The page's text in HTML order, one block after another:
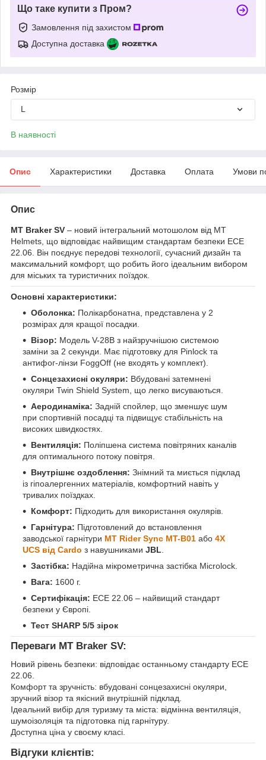
Що таке купити з Пром?
Замовлення під захистом
Доступна доставка
Розмір
L
В наявності
Опис Характеристики Доставка Оплата Умови
Опис
MT Braker SV – новий інтегральний мотошолом від MT
Helmets, що відповідає найвищим стандартам безпеки ECE
22.06. Він поєднує передові технології, сучасний дизайн та
максимальний комфорт, що робить його ідеальним вибором
для міських та туристичних поїздок.
Основні характеристики:
Оболонка: Полікарбонатна, представлена у 2
розмірах для кращої посадки.
Візор: Модель V-28B з найзручнішою системою
заміни за 2 секунди. Має підготовку для Pinlock та
антифог-лінзи FoggOff (не входять у комплект).
Сонцезахисні окуляри: Вбудовані затемнені
окуляри Twin Shield System, що легко висуваються.
Аеродинаміка: Задній спойлер, що зменшує шум
при спортивній посадці та підвищує стабільність на
високих швидкостях.
Вентиляція: Поліпшена система повітряних каналів
для оптимального потоку повітря.
Внутрішнє оздоблення: Знімний та миється підклад
із гіпоалергенних матеріалів, комфортний навіть у
тривалих поїздках.
Комфорт: Підходить для використання окулярів.
Гарнітура: Підготовлений до встановлення
заводської гарнітури MT Rider Sync MT-B01 або 4X
UCS від Cardo з навушниками JBL
Застібка: Надійна мікрометрична застібка Microlock.
Вага: 1600 г.
Сертифікація: ECE 22.06 – найвищий стандарт
безпеки у Європі.
Тест SHARP 5/5 зірок
Переваги MT Braker SV:
Новий рівень безпеки: відповідає останньому стандарту ECE
22.06.
Комфорт та зручність: вбудовані сонцезахисні окуляри,
зручний візор та якісний внутрішній підклад.
Ідеальний вибір для туризму та міста: відмінна вентиляція,
шумоізоляція та підготовка під гарнітуру.
Доступна ціна у своєму класі.
Відгуки клієнтів: